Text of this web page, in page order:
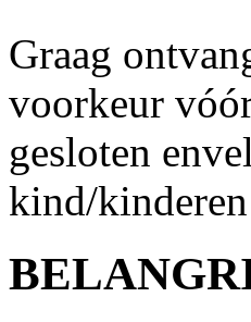
Graag
voorkeur
gesloten
kind/